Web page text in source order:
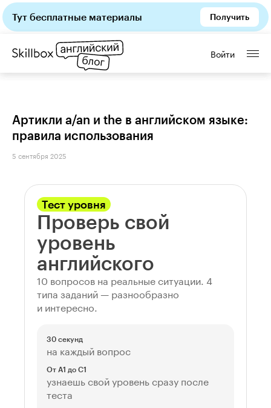
Тут бесплатные материалы Получить
Войти
Артикли a/an и the в английском языке:
правила использования
5 сентября 2025
Тест уровня
Проверь свой
уровень
английского
10 вопросов на реальные ситуации. 4
типа заданий — разнообразно
и интересно.
30 секунд
на каждый вопрос
От A1 до C1
узнаешь свой уровень сразу после
теста